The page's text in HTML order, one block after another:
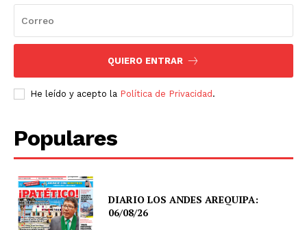
QUIERO ENTRAR
He leído y acepto la Política de Privacidad .
Populares
DIARIO LOS ANDES AREQUIPA:
06/08/26